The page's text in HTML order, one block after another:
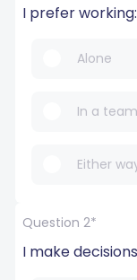
I prefer working:
Alone
In a team
Either
Question 2*
I make